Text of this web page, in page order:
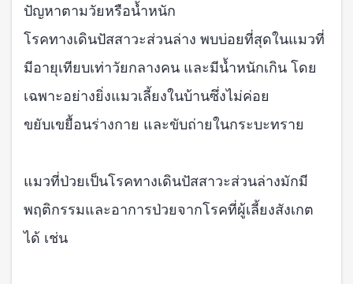
ปัญหาตามวัยหรือน้ำหนัก
โรคทางเดินปัสสาวะส่วนล่าง พบบ่อยที่สุดในแมวที่
มีอายุเทียบเท่าวัยกลางคน และมีน้ำหนักเกิน โดย
เฉพาะอย่างยิ่งแมวเลี้ยงในบ้านซึ่งไม่ค่อย
ขยับเขยื้อนร่างกาย และขับถ่ายในกระบะทราย
แมวที่ป่วยเป็นโรคทางเดินปัสสาวะส่วนล่างมักมี
พฤติกรรมและอาการป่วยจากโรคที่ผู้เลี้ยงสังเกต
ได้ เช่น